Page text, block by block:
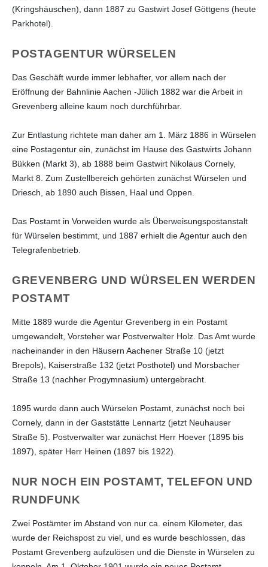
(Kringshäuschen), dann 1887 zu Gastwirt Josef Göttgens (heute
Parkhotel).
POSTAGENTUR WÜRSELEN
Das Geschäft wurde immer lebhafter, vor allem nach der
Eröffnung der Bahnlinie Aachen -Jülich 1882 war die Arbeit in
Grevenberg alleine kaum noch durchführbar.
Zur Entlastung richtete man daher am 1. März 1886 in Würselen
eine Postagentur ein, zunächst im Hause des Gastwirts Johann
Bükken (Markt 3), ab 1888 beim Gastwirt Nikolaus Cornely,
Markt 8. Zum Zustellbereich gehörten zunächst Würselen und
Driesch, ab 1890 auch Bissen, Haal und Oppen.
Das Postamt in Vorweiden wurde als Überweisungspostanstalt
für Würselen bestimmt, und 1887 erhielt die Agentur auch den
Telegrafenbetrieb.
GREVENBERG UND WÜRSELEN WERDEN
POSTAMT
Mitte 1889 wurde die Agentur Grevenberg in ein Postamt
umgewandelt, Vorsteher war Postverwalter Holz. Das Amt wurde
nacheinander in den Häusern Aachener Straße 10 (jetzt
Brepols), Kaiserstraße 132 (jetzt Posthotel) und Morsbacher
Straße 13 (nachher Progymnasium) untergebracht.
1895 wurde dann auch Würselen Postamt, zunächst noch bei
Cornely, dann in der Gaststätte Lennartz (jetzt Neuhauser
Straße 5). Postverwalter war zunächst Herr Hoever (1895 bis
1897), später Herr Heinen (1897 bis 1922).
NUR NOCH EIN POSTAMT, TELEFON UND
RUNDFUNK
Zwei Postämter im Abstand von nur ca. einem Kilometer, das
wurde der Reichspost zu viel, und es wurde beschlossen, das
Postamt Grevenberg aufzulösen und die Dienste in Würselen zu